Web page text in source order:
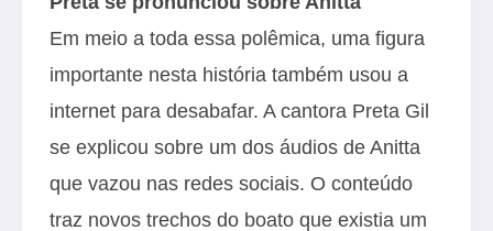
Em meio a toda essa polêmica, uma figura
importante nesta história também usou a
internet para desabafar. A cantora Preta Gil
se explicou sobre um dos áudios de Anitta
que vazou nas redes sociais. O conteúdo
traz novos trechos do boato que existia um